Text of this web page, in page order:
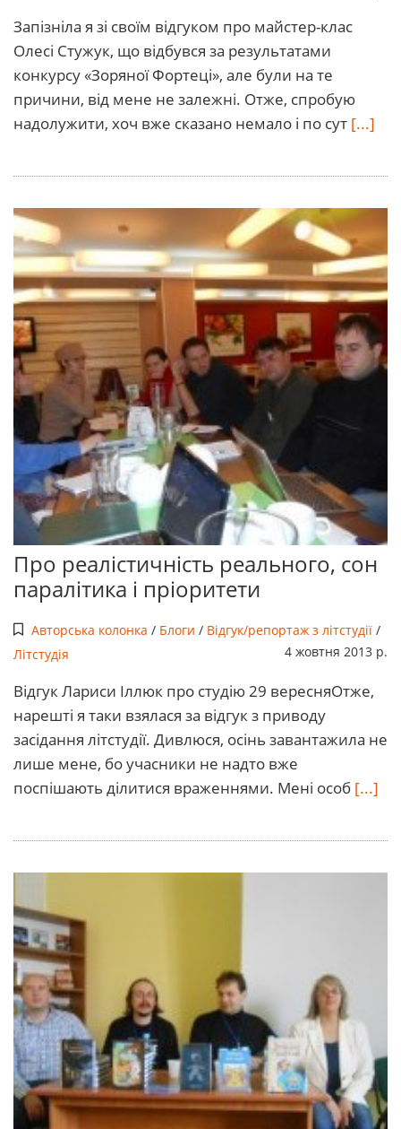
Запізніла я зі своїм відгуком про майстер-клас
Олесі Стужук, що відбувся за результатами
конкурсу «Зоряної Фортеці», але були на те
причини, від мене не залежні. Отже, спробую
надолужити, хоч вже сказано немало і по сут [...]
Про реалістичність реального, сон
паралітика і пріоритети
Авторська колонка / Блоги / Відгук/репортаж з літстудії/
Літстудія
4 жовтня 2013 р.
Відгук Лариси Іллюк про студію 29 вересняОтже,
нарешті я таки взялася за відгук з приводу
засідання літстудії. Дивлюся, осінь завантажила не
лише мене, бо учасники не надто вже
поспішають ділитися враженнями. Мені особ [...]